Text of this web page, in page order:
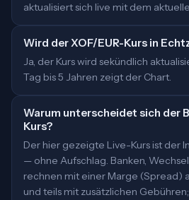
aktualisiert sich live mit dem
Wird der XOF/EUR-Kurs in
Ja, der Kurs wird sekündlich
Tag bis 5 Jahren zeigt der Chart.
Warum unterscheidet sich der
Kurs?
Der hier gezeigte Live-Kurs ist der
— ohne Aufschlag. Banken,
rechnen mit einer Marge (Spread)
und teils mit zusätzlichen